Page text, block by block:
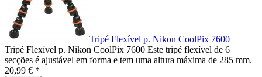
Tripé Flexível p. Nikon CoolPix 7600
Tripé Flexível p. Nikon CoolPix 7600 Este tripé flexível de 6
secções é ajustável em forma e tem uma altura máxima de 285 mm.
20,99 € *